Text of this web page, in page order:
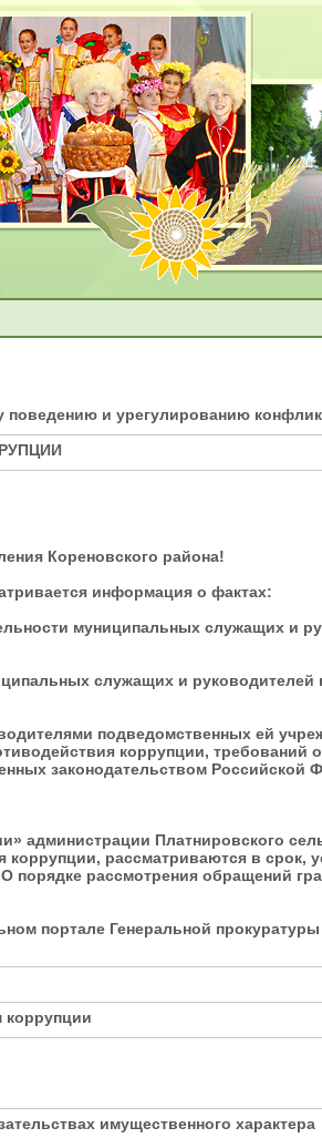
и урегулированию
Кореновского района!
информация о фактах:
муниципальных служащих и
служащих и руководителей
подведомственных ей
коррупции, требований
законодательством Российской
администрации Платнировского
рассматриваются в срок,
рассмотрения обращений
портале Генеральной
коррупции
имущественного характера